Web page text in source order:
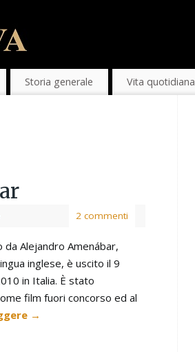
Storia generale Vita quotidiana
2 commenti
Alejandro Amenábar,
inglese, è uscito il 9
in Italia. È stato
film fuori concorso ed al
→